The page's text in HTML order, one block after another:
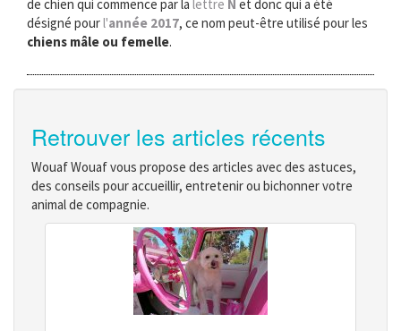
de chien qui commence par la lettre N et donc qui a été
désigné pourl'année 2017, ce nom peut-être utilisé pour les
chiens mâle ou femelle.
Retrouver les articles récents
Wouaf Wouaf vous propose des articles avec des astuces,
des conseils pour accueillir, entretenir ou bichonner votre
animal de compagnie.